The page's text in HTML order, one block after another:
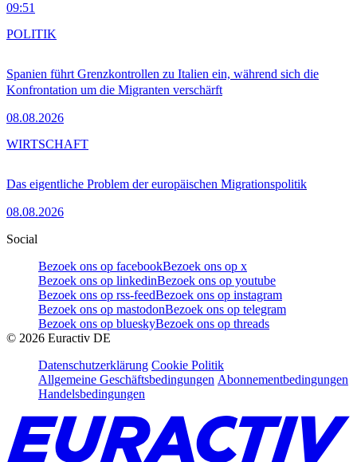
09:51
Spanien führt Grenzkontrollen zu Italien ein, während sich die
Konfrontation um die Migranten verschärft
08.08.2026
POLITIK
Das eigentliche Problem der europäischen Migrationspolitik
08.08.2026
WIRTSCHAFT
Social
Bezoek ons op facebookBezoek ons op x
Bezoek ons op linkedinBezoek ons op youtube
Bezoek ons op rss-feedBezoek ons op instagram
Bezoek ons op mastodonBezoek ons op telegram
Bezoek ons op blueskyBezoek ons op threads
© 2026 Euractiv DE
Datenschutzerklärung Cookie Politik
Allgemeine Geschäftsbedingungen Abonnementbedingungen
Handelsbedingungen